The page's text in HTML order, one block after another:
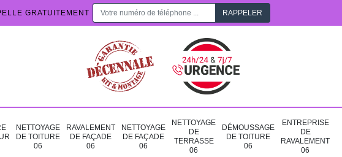
GRATUITEMENT
NETTOYAGE
DE TOITURE
06
RAVALEMENT
DE FAÇADE
06
NETTOYAGE
DE FAÇADE
06
NETTOYAGE
DE
TERRASSE
06
DÉMOUSSAGE
DE TOITURE
06
ENTREPRISE
DE
RAVALEMENT
06